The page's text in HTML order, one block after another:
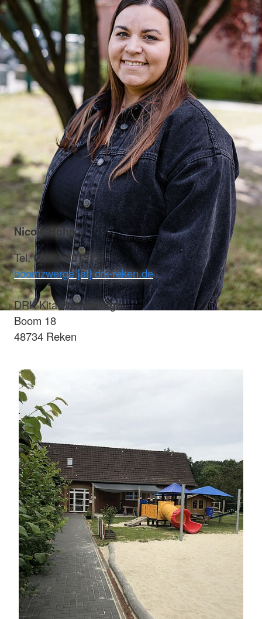
Nicole Rohn
Tel. 02864 881512
boomzwerge [at] drk-reken.de
DRK Kita Boomzwerge
Boom 18
48734 Reken